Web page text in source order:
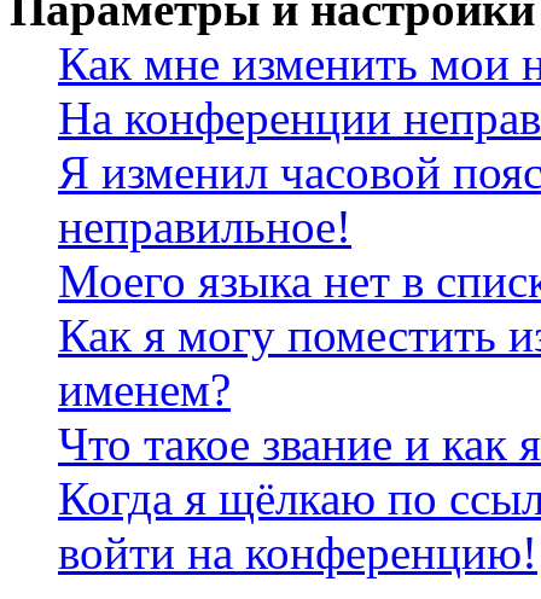
Как мне изменить мои
На конференции
Я изменил часовой
неправильное!
Моего языка нет в
Как я могу поместить
именем?
Что такое звание и как
Когда я щёлкаю по
войти на конференцию!